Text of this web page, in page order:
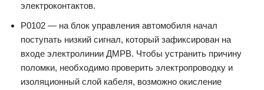
электроконтактов.
Р0102 — на блок управления автомобиля начал
поступать низкий сигнал, который зафиксирован на
входе электролинии ДМРВ. Чтобы устранить причину
поломки, необходимо проверить электропроводку и
изоляционный слой кабеля, возможно окисление